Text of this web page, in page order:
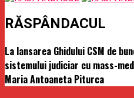
RĂSPÂNDACUL
La lansarea Ghidului CSM de
sistemului judiciar cu mass-
Maria Antoaneta Piturca